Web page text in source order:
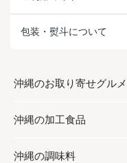
包装・熨斗について
沖縄のお取り寄せグルメ
お取り寄せグルメ
フルーツ・野菜
沖縄の加工食品
加工食品
沖縄の調味料